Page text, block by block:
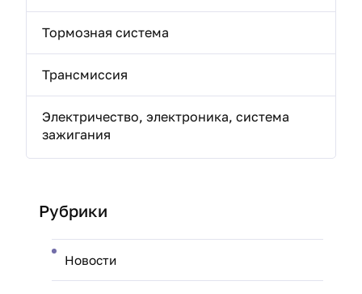
Тормозная система
Трансмиссия
Электричество, электроника, система
зажигания
Рубрики
Новости